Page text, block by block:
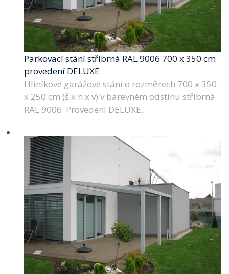
Parkovací stání stříbrná RAL 9006 700 x 350 cm
provedení DELUXE
Hliníkové garážové stání o rozměrech 700 x 350
x 250 cm (š x h x v) v barevném odstínu stříbrná
RAL 9006. Provedení DELUXE.